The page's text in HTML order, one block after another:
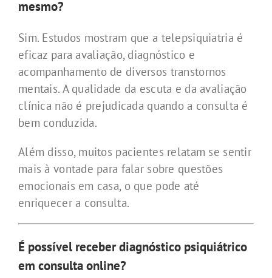
mesmo?
Sim. Estudos mostram que a telepsiquiatria é
eficaz para avaliação, diagnóstico e
acompanhamento de diversos transtornos
mentais. A qualidade da escuta e da avaliação
clínica não é prejudicada quando a consulta é
bem conduzida.
Além disso, muitos pacientes relatam se sentir
mais à vontade para falar sobre questões
emocionais em casa, o que pode até
enriquecer a consulta.
É possível receber diagnóstico psiquiátrico
em consulta online?